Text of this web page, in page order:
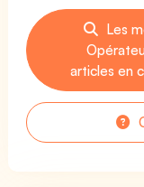
Les
articles en